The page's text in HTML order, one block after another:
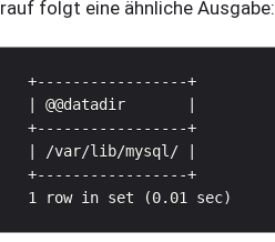
folgt eine ähnliche Ausgabe:
   +-----------------+
   | @@datadir       |
   +-----------------+
   | /var/lib/mysql/ |
   +-----------------+